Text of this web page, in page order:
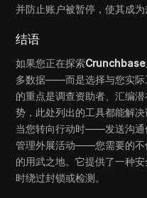
并防止账户被暂停，使其成为
结语
如果您正在探索Crunchbase
多数据——而是选择与您实际
的重点是调查资助者、汇编
势，此处列出的工具都能解
当您转向行动时——发送沟通
管理外展活动——您需要的不
的用武之地。它提供了一种
时绕过封锁或检测。